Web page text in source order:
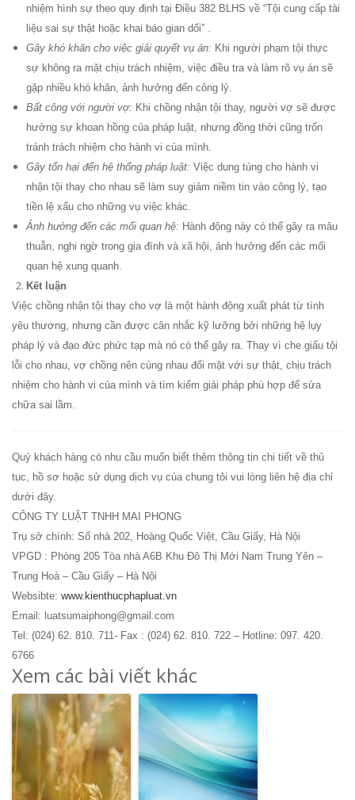
nhiệm hình sự theo quy định tại Điều 382 BLHS về “Tội cung cấp tài
liệu sai sự thật hoặc khai báo gian dối” .
Gây khó khăn cho việc giải quyết vụ án: Khi người phạm tội thực
sự không ra mặt chịu trách nhiệm, việc điều tra và làm rõ vụ án sẽ
gặp nhiều khó khăn, ảnh hưởng đến công lý.
Bất công với người vợ: Khi chồng nhận tội thay, người vợ sẽ được
hưởng sự khoan hồng của pháp luật, nhưng đồng thời cũng trốn
tránh trách nhiệm cho hành vi của mình.
Gây tổn hại đến hệ thống pháp luật: Việc dung túng cho hành vi
nhận tội thay cho nhau sẽ làm suy giảm niềm tin vào công lý, tạo
tiền lệ xấu cho những vụ việc khác.
Ảnh hưởng đến các mối quan hệ: Hành động này có thể gây ra mâu
thuẫn, nghi ngờ trong gia đình và xã hội, ảnh hưởng đến các mối
quan hệ xung quanh.
Kết luận
Việc chồng nhận tội thay cho vợ là một hành động xuất phát từ tình
yêu thương, nhưng cần được cân nhắc kỹ lưỡng bởi những hệ lụy
pháp lý và đạo đức phức tạp mà nó có thể gây ra. Thay vì che giấu tội
lỗi cho nhau, vợ chồng nên cùng nhau đối mặt với sự thật, chịu trách
nhiệm cho hành vi của mình và tìm kiếm giải pháp phù hợp để sửa
chữa sai lầm.
Quý khách hàng có nhu cầu muốn biết thêm thông tin chi tiết về thủ
tục, hồ sơ hoặc sử dụng dịch vụ của chung tôi vui lòng liên hệ địa chỉ
dưới đây.
CÔNG TY LUẬT TNHH MAI PHONG
Trụ sở chính: Số nhà 202, Hoàng Quốc Việt, Cầu Giấy, Hà Nội
VPGD : Phòng 205 Tòa nhà A6B Khu Đô Thị Mới Nam Trung Yên –
Trung Hoà – Cầu Giấy – Hà Nội
Websibte: www.kienthucphapluat.vn
Email: luatsumaiphong@gmail.com
Tel: (024) 62. 810. 711- Fax : (024) 62. 810. 722 – Hotline: 097. 420.
6766
Xem các bài viết khác